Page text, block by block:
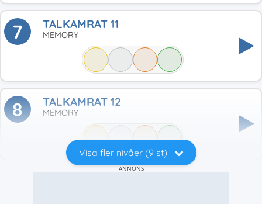
7 TALKAMRAT 11
MEMORY
8 TALKAMRAT 12
MEMORY
Visa fler nivåer (9 st)
ANNONS